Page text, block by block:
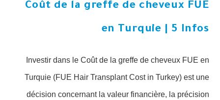
Coût de la greffe de cheveux FUE
en Turquie | 5 Infos
Investir dans le Coût de la greffe de cheveux FUE en
Turquie (FUE Hair Transplant Cost in Turkey) est une
décision concernant la valeur financière, la précision